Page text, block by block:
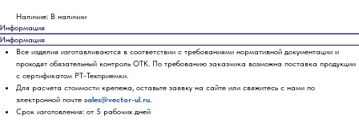
Наличие: В наличии
Информация
Информация
Все изделия изготавливаются в соответствии с требованиями нормативной документации и
проходят обязательный контроль ОТК. По требованию заказчика возможна поставка продукции
с сертификатом РТ-Техприемки.
Для расчета стоимости крепежа, оставьте заявку на сайте или свяжитесь с нами по
электронной почте sales@vector-ul.ru.
Срок изготовления: от 5 рабочих дней